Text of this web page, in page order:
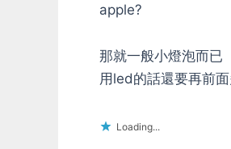
apple?
那就一般小燈泡而已
用led的話還要再前
Loading...